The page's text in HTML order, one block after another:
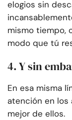
elogios sin
mismo tiempo,
modo que tú
4. Y sin
En esa misma
atención en los
mejor de ellos.